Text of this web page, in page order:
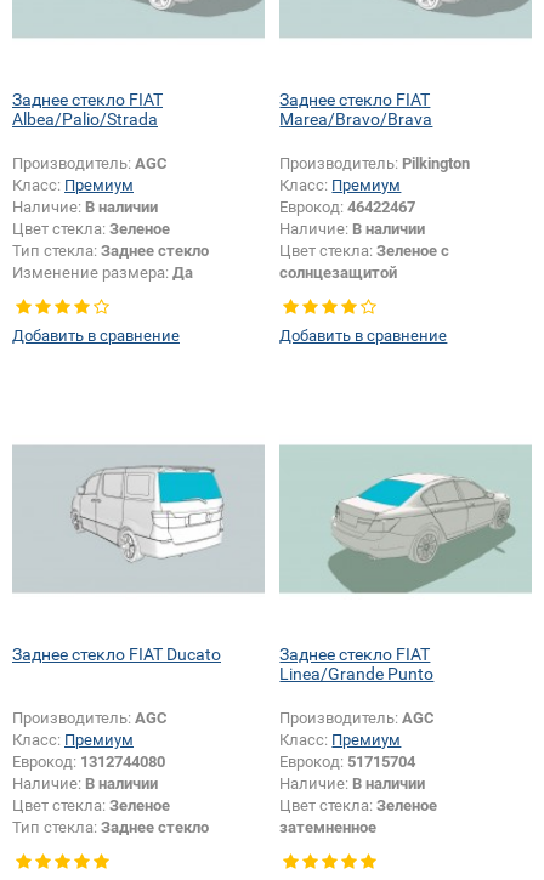
Заднее стекло FIAT
Albea/Palio/Strada
Производитель: AGC
Класс: Премиум
Наличие: В наличии
Цвет стекла: Зеленое
Тип стекла: Заднее стекло
Изменение размера: Да
Добавить в сравнение
Заднее стекло FIAT
Marea/Bravo/Brava
Производитель: Pilkington
Класс: Премиум
Еврокод:46422467
Наличие: В наличии
Цвет стекла:Зеленое с
солнцезащитой
Добавить в сравнение
Заднее стекло FIAT Ducato
Производитель: AGC
Класс: Премиум
Еврокод: 1312744080
Наличие: В наличии
Цвет стекла: Зеленое
Тип стекла: Заднее стекло
Заднее стекло FIAT
Linea/Grande Punto
Производитель:AGC
Класс: Премиум
Еврокод: 51715704
Наличие: В наличии
Цвет стекла:Зеленое
затемненное
Тип стекла:Заднее стекло